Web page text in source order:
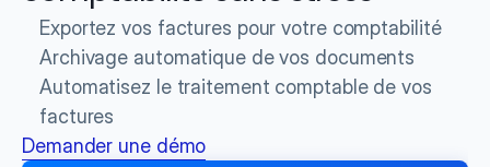
Archivage automatique de vos documents
Exportez vos factures pour votre comptabilité
Automatisez le traitement comptable de vos
factures
Demander une démo